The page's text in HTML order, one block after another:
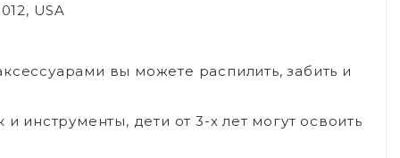
USA
вы можете распилить, забить и
инструменты, дети от 3-х лет могут освоить